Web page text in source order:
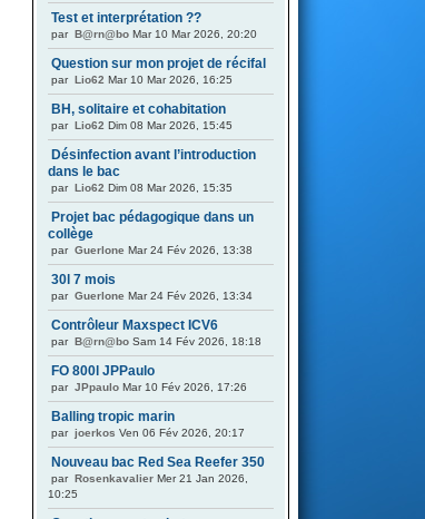
Test et interprétation ??
par B@rn@bo Mar 10 Mar 2026, 20:20
Question sur mon projet de récifal
par Lio62 Mar 10 Mar 2026, 16:25
BH, solitaire et cohabitation
par Lio62 Dim 08 Mar 2026, 15:45
Désinfection avant l’introduction
dans le bac
par Lio62 Dim 08 Mar 2026, 15:35
Projet bac pédagogique dans un
collège
par Guerlone Mar 24 Fév 2026, 13:38
30l 7 mois
par Guerlone Mar 24 Fév 2026, 13:34
Contrôleur Maxspect ICV6
par B@rn@bo Sam 14 Fév 2026, 18:18
FO 800l JPPaulo
par JPpaulo Mar 10 Fév 2026, 17:26
Balling tropic marin
par joerkos Ven 06 Fév 2026, 20:17
Nouveau bac Red Sea Reefer 350
par Rosenkavalier Mer 21 Jan 2026,
10:25